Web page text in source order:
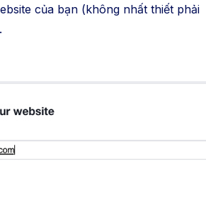
của bạn (không nhất thiết phải